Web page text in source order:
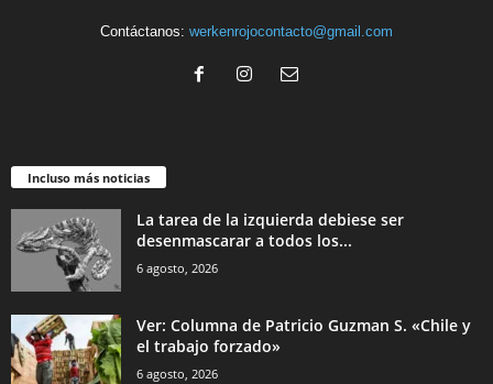
Contáctanos: werkenrojocontacto@gmail.com
Incluso más noticias
La tarea de la izquierda debiese ser
desenmascarar a todos los...
6 agosto, 2026
Ver: Columna de Patricio Guzman S. «Chile y
el trabajo forzado»
6 agosto, 2026